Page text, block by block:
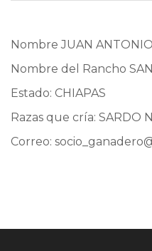
Nombre JUAN
Nombre del Rancho
Estado: CHIAPAS
Razas que cría: SARDO
Correo: